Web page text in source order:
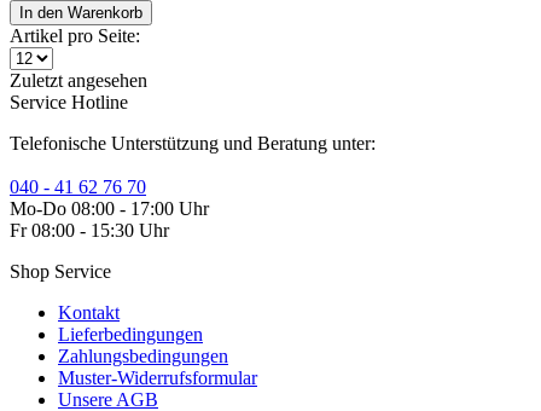
In den Warenkorb
Artikel pro Seite:
Zuletzt angesehen
Service Hotline
Telefonische Unterstützung und Beratung unter:
040 - 41 62 76 70
Mo-Do 08:00 - 17:00 Uhr
Fr 08:00 - 15:30 Uhr
Shop Service
Kontakt
Lieferbedingungen
Zahlungsbedingungen
Muster-Widerrufsformular
Unsere AGB